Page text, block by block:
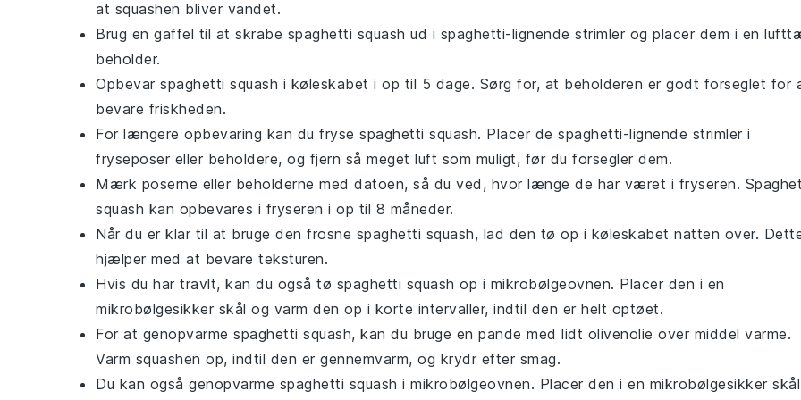
at squashen bliver vandet.
Brug en gaffel til at skrabe spaghetti squash ud i spaghetti-lignende strimler og placer dem i en
beholder.
Opbevar spaghetti squash i køleskabet i op til 5 dage. Sørg for, at beholderen er godt forseglet for
bevare friskheden.
For længere opbevaring kan du fryse spaghetti squash. Placer de spaghetti-lignende strimler i
fryseposer eller beholdere, og fjern så meget luft som muligt, før du forsegler dem.
Mærk poserne eller beholderne med datoen, så du ved, hvor længe de har været i fryseren.
squash kan opbevares i fryseren i op til 8 måneder.
Når du er klar til at bruge den frosne spaghetti squash, lad den tø op i køleskabet natten over.
hjælper med at bevare teksturen.
Hvis du har travlt, kan du også tø spaghetti squash op i mikrobølgeovnen. Placer den i en
mikrobølgesikker skål og varm den op i korte intervaller, indtil den er helt optøet.
For at genopvarme spaghetti squash, kan du bruge en pande med lidt olivenolie over middel varme.
Varm squashen op, indtil den er gennemvarm, og krydr efter smag.
Du kan også genopvarme spaghetti squash i mikrobølgeovnen. Placer den i en mikrobølgesikker skål